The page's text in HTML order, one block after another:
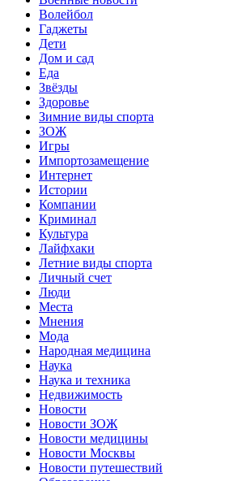
Волейбол
Гаджеты
Дети
Дом и сад
Еда
Звёзды
Здоровье
Зимние виды спорта
ЗОЖ
Игры
Импортозамещение
Интернет
Истории
Компании
Криминал
Культура
Лайфхаки
Летние виды спорта
Личный счет
Люди
Места
Мнения
Мода
Народная медицина
Наука
Наука и техника
Недвижимость
Новости
Новости ЗОЖ
Новости медицины
Новости Москвы
Новости путешествий